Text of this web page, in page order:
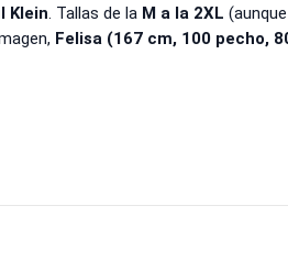
Klein. Tallas de la M a la 2XL
Felisa (167 cm, 100 pecho,